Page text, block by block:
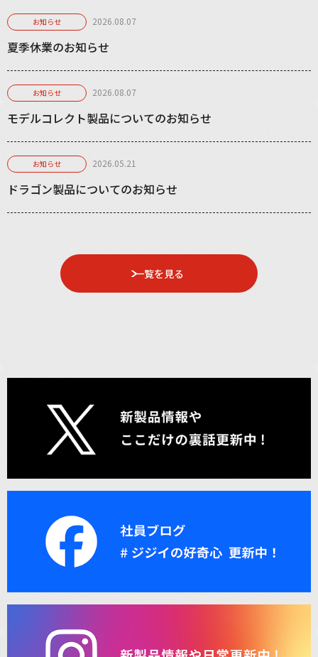
お知らせ 2026.08.07
夏季休業のお知らせ
お知らせ 2026.08.07
モデルコレクト製品についてのお知らせ
お知らせ 2026.05.21
ドラゴン製品についてのお知らせ
一覧を見る